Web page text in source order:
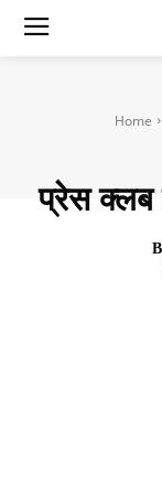
Home
प्रेस क्लब